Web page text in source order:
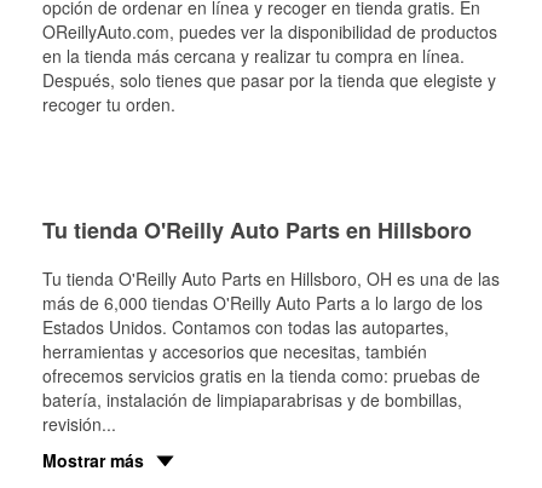
opción de ordenar en línea y recoger en tienda gratis. En
OReillyAuto.com, puedes ver la disponibilidad de productos
en la tienda más cercana y realizar tu compra en línea.
Después, solo tienes que pasar por la tienda que elegiste y
recoger tu orden.
Tu tienda O'Reilly Auto Parts en Hillsboro
Tu tienda O'Reilly Auto Parts en Hillsboro, OH es una de las
más de 6,000 tiendas O'Reilly Auto Parts a lo largo de los
Estados Unidos. Contamos con todas las autopartes,
herramientas y accesorios que necesitas, también
ofrecemos servicios gratis en la tienda como: pruebas de
batería, instalación de limpiaparabrisas y de bombillas,
revisión...
Mostrar más